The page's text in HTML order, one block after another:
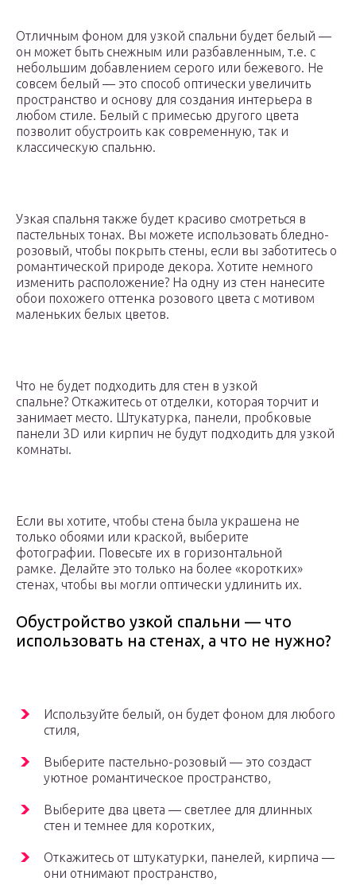
Отличным фоном для узкой спальни будет белый —
он может быть снежным или разбавленным, т.е. с
небольшим добавлением серого или бежевого. Не
совсем белый — это способ оптически увеличить
пространство и основу для создания интерьера в
любом стиле. Белый с примесью другого цвета
позволит обустроить как современную, так и
классическую спальню.
Узкая спальня также будет красиво смотреться в
пастельных тонах. Вы можете использовать бледно-
розовый, чтобы покрыть стены, если вы заботитесь о
романтической природе декора. Хотите немного
изменить расположение? На одну из стен нанесите
обои похожего оттенка розового цвета с мотивом
маленьких белых цветов.
Что не будет подходить для стен в узкой
спальне? Откажитесь от отделки, которая торчит и
занимает место. Штукатурка, панели, пробковые
панели 3D или кирпич не будут подходить для узкой
комнаты.
Если вы хотите, чтобы стена была украшена не
только обоями или краской, выберите
фотографии. Повесьте их в горизонтальной
рамке. Делайте это только на более «коротких»
стенах, чтобы вы могли оптически удлинить их.
Обустройство узкой спальни — что
использовать на стенах, а что не нужно?
Используйте белый, он будет фоном для любого
стиля,
Выберите пастельно-розовый — это создаст
уютное романтическое пространство,
Выберите два цвета — светлее для длинных
стен и темнее для коротких,
Откажитесь от штукатурки, панелей, кирпича —
они отнимают пространство,